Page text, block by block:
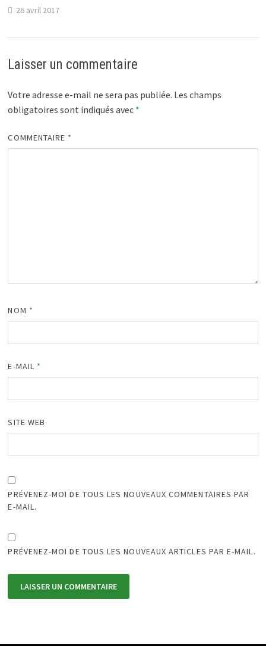
26 avril 2017
Laisser un commentaire
Votre adresse e-mail ne sera pas publiée. Les champs
obligatoires sont indiqués avec *
COMMENTAIRE *
NOM *
E-MAIL *
SITE WEB
PRÉVENEZ-MOI DE TOUS LES NOUVEAUX COMMENTAIRES PAR
E-MAIL.
PRÉVENEZ-MOI DE TOUS LES NOUVEAUX ARTICLES PAR E-MAIL.